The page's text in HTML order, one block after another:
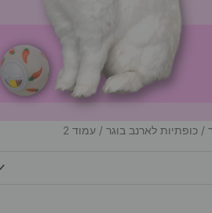
/ כופתיות לארנב בוגר / עמוד 2